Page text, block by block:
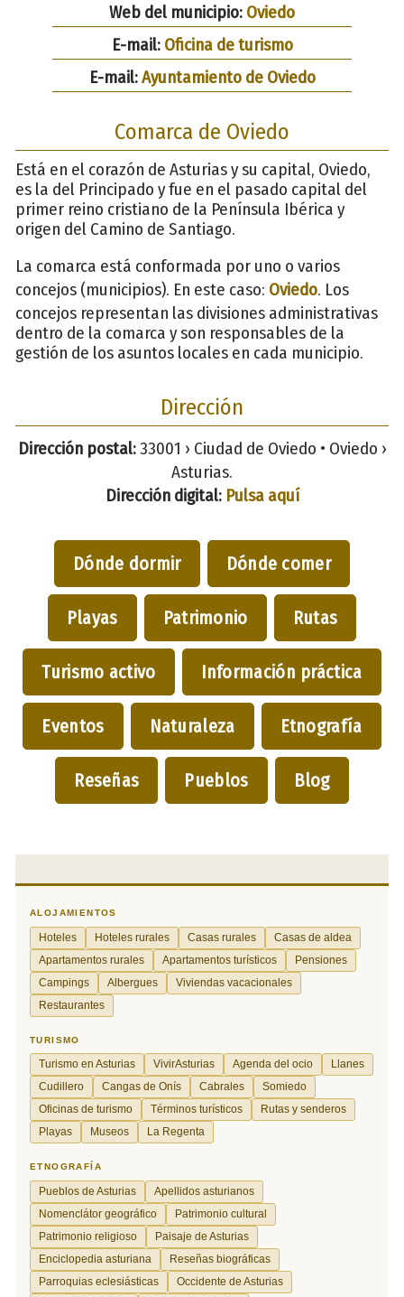
Web del municipio: Oviedo
E-mail: Oficina de turismo
E-mail:Ayuntamiento de Oviedo
Comarca de Oviedo
Está en el corazón de Asturias y su capital, Oviedo,
es la del Principado y fue en el pasado capital del
primer reino cristiano de la Península Ibérica y
origen del Camino de Santiago.
La comarca está conformada por uno o varios
concejos (municipios). En este caso: Oviedo. Los
concejos representan las divisiones administrativas
dentro de la comarca y son responsables de la
gestión de los asuntos locales en cada municipio.
Dirección
Dirección postal:33001 › Ciudad de Oviedo • Oviedo ›
Asturias.
Dirección digital: Pulsa aquí
Dónde dormir Dónde comer
Playas Patrimonio Rutas
Turismo activo Información práctica
Eventos Naturaleza Etnografía
Reseñas Pueblos Blog